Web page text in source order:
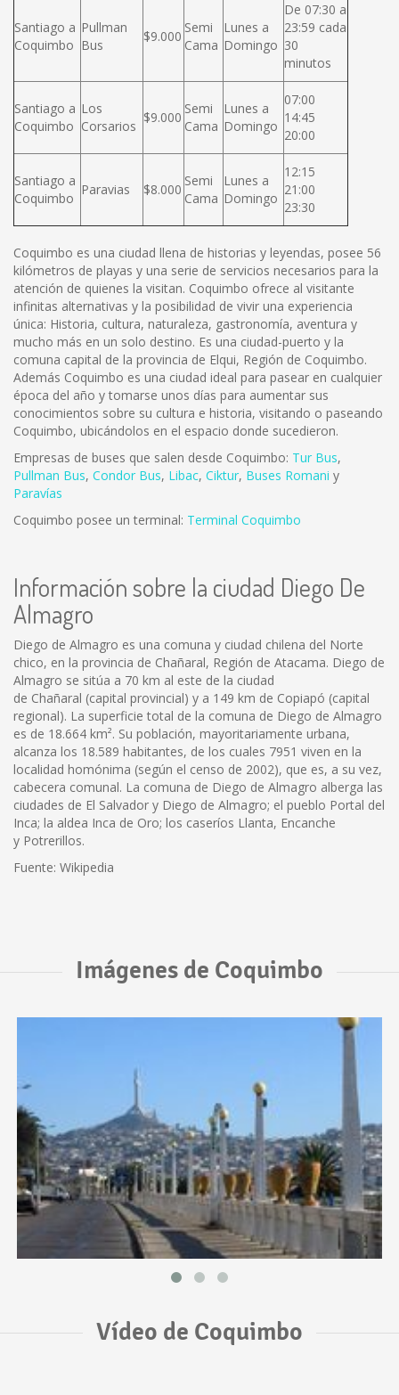
Santiago a
Coquimbo
Pullman
Bus
$9.000
Semi
Cama
Lunes a
Domingo
De 07:30 a
23:59 cada
30
minutos
Santiago a
Coquimbo
Los
Corsarios
$9.000
Semi
Cama
Lunes a
Domingo
07:00
14:45
20:00
Santiago a
Coquimbo
Paravias $8.000
Semi
Cama
Lunes a
Domingo
12:15
21:00
23:30
Coquimbo es una ciudad llena de historias y leyendas, posee 56
kilómetros de playas y una serie de servicios necesarios para la
atención de quienes la visitan. Coquimbo ofrece al visitante
infinitas alternativas y la posibilidad de vivir una experiencia
única: Historia, cultura, naturaleza, gastronomía, aventura y
mucho más en un solo destino. Es una ciudad-puerto y la
comuna capital de la provincia de Elqui, Región de Coquimbo.
Además Coquimbo es una ciudad ideal para pasear en cualquier
época del año y tomarse unos días para aumentar sus
conocimientos sobre su cultura e historia, visitando o paseando
Coquimbo, ubicándolos en el espacio donde sucedieron.
Empresas de buses que salen desde Coquimbo: Tur Bus,
Pullman Bus, Condor Bus, Libac, Ciktur, Buses Romani y
Paravías
Coquimbo posee un terminal: Terminal Coquimbo
Información sobre la ciudad Diego De
Almagro
Diego de Almagro es una comuna y ciudad chilena del Norte
chico, en la provincia de Chañaral, Región de Atacama. Diego de
Almagro se sitúa a 70 km al este de la ciudad
de Chañaral (capital provincial) y a 149 km de Copiapó (capital
regional). La superficie total de la comuna de Diego de Almagro
es de 18.664 km². Su población, mayoritariamente urbana,
alcanza los 18.589 habitantes, de los cuales 7951 viven en la
localidad homónima (según el censo de 2002), que es, a su vez,
cabecera comunal. La comuna de Diego de Almagro alberga las
ciudades de El Salvador y Diego de Almagro; el pueblo Portal del
Inca; la aldea Inca de Oro; los caseríos Llanta, Encanche
y Potrerillos.
Fuente: Wikipedia
Imágenes de Coquimbo
Vídeo de Coquimbo